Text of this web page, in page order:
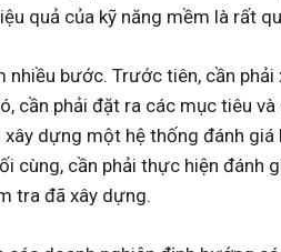
quả của kỹ năng mềm là rất
bước. Trước tiên, cần phải
cần phải đặt ra các mục tiêu
dựng một hệ thống đánh giá
cùng, cần phải thực hiện đánh
tra đã xây dựng.